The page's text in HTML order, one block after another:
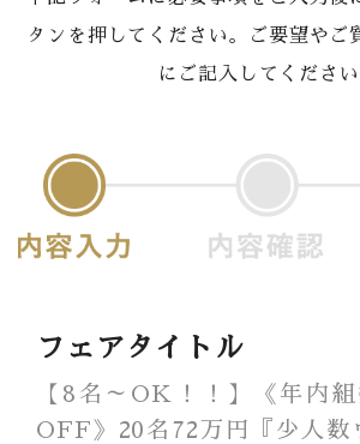
Chapel
Food
Movie
Best Rate
タンを押してください。ご要望やご
にご記入してください
フェアタイトル
【8名～OK！！】《年内
OFF》20名72万円『少人数